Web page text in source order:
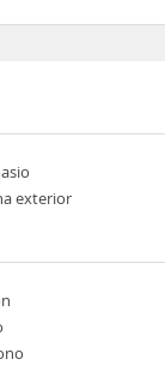
exterior